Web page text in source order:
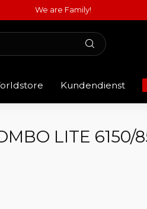
We are Family!
Kundendienst
LITE 6150/